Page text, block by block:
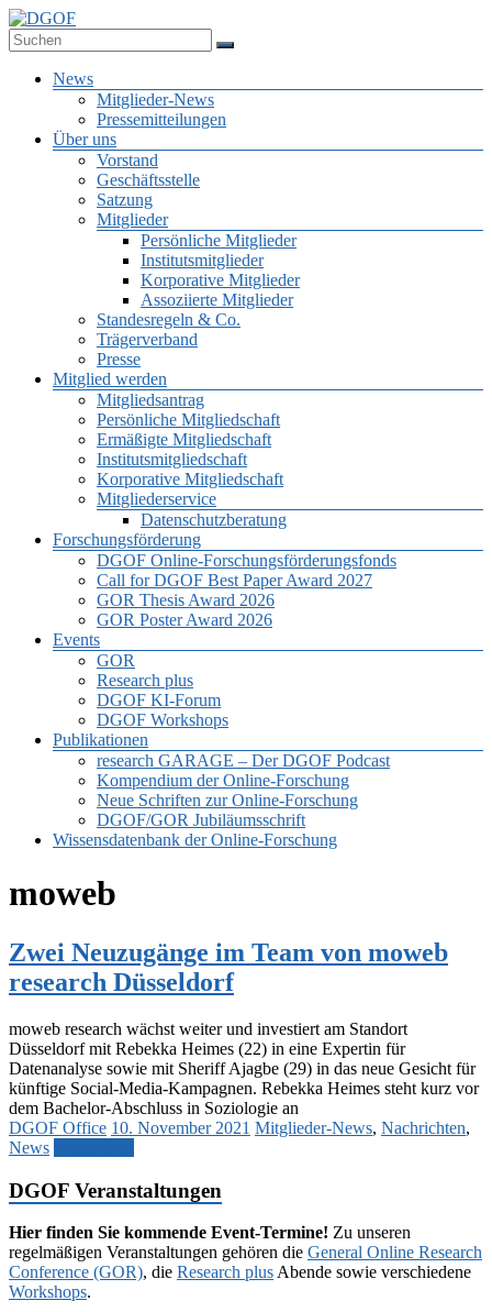
Zum
Inhalt
springen
Deutsche Gesellschaft für Online-Forschung e.V.
Menü
News
Mitglieder-News
Pressemitteilungen
Über uns
Vorstand
Geschäftsstelle
Satzung
Mitglieder
Persönliche Mitglieder
Institutsmitglieder
Korporative Mitglieder
Assoziierte Mitglieder
Standesregeln & Co.
Trägerverband
Presse
Mitglied werden
Mitgliedsantrag
Persönliche Mitgliedschaft
Ermäßigte Mitgliedschaft
Institutsmitgliedschaft
Korporative Mitgliedschaft
Mitgliederservice
Datenschutzberatung
Forschungsförderung
DGOF Online-Forschungsförderungsfonds
Call for DGOF Best Paper Award 2027
GOR Thesis Award 2026
GOR Poster Award 2026
Events
GOR
Research plus
DGOF KI-Forum
DGOF Workshops
Publikationen
research GARAGE – Der DGOF Podcast
Kompendium der Online-Forschung
Neue Schriften zur Online-Forschung
DGOF/GOR Jubiläumsschrift
Wissensdatenbank der Online-Forschung
moweb
Zwei Neuzugänge im Team von moweb
research Düsseldorf
moweb research wächst weiter und investiert am Standort
Düsseldorf mit Rebekka Heimes (22) in eine Expertin für
Datenanalyse sowie mit Sheriff Ajagbe (29) in das neue Gesicht für
künftige Social-Media-Kampagnen. Rebekka Heimes steht kurz vor
dem Bachelor-Abschluss in Soziologie an
DGOF Office 10. November 2021 Mitglieder-News, Nachrichten,
News
DGOF Veranstaltungen
Hier finden Sie kommende Event-Termine! Zu unseren
regelmäßigen Veranstaltungen gehören die General Online Research
Conference (GOR), die Research plus Abende sowie verschiedene
Workshops.